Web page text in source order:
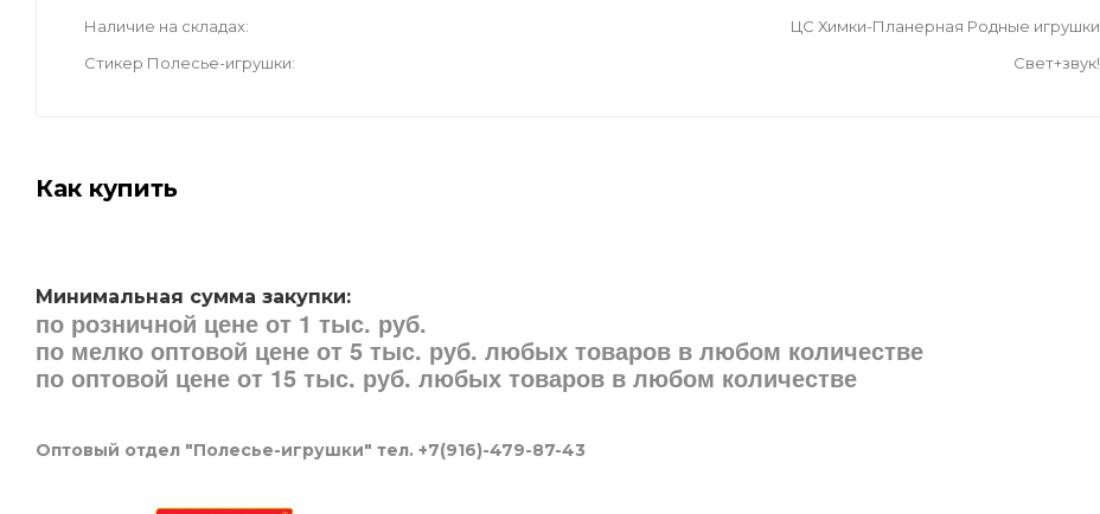
Наличие на складах
ЦС Химки-Планерная Родные игрушки
Стикер Полесье-игрушки
Свет+звук!
Как купить
Минимальная сумма закупки:
по розничной цене от 1 тыс. руб.
по мелко оптовой цене от 5 тыс. руб. любых товаров в любом количестве
по оптовой цене от 15 тыс. руб. любых товаров в любом количестве
Оптовый отдел "Полесье-игрушки" тел. +7(916)-479-87-43